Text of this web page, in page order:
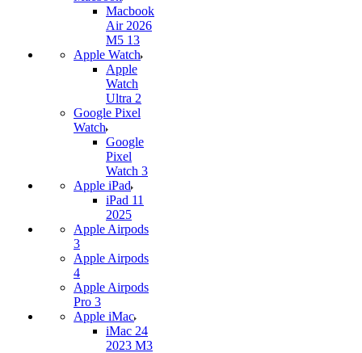
Macbook
Air 2026
M5 13
Apple Watch
Apple
Watch
Ultra 2
Google Pixel
Watch
Google
Pixel
Watch 3
Apple iPad
iPad 11
2025
Apple Airpods
3
Apple Airpods
4
Apple Airpods
Pro 3
Apple iMac
iMac 24
2023 M3